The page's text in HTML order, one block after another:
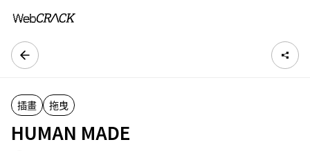
插畫 拖曳
HUMAN MADE